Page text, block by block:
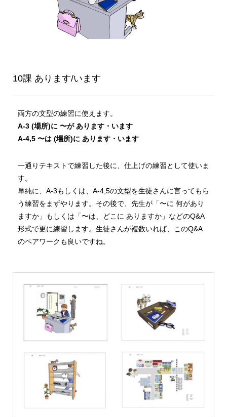
10課 あります/います
両方の文型の練習に使えます。
A-3 (場所)に 〜が あります・います
A-4,5 〜は (場所)に あります・います
一通りテキストで練習した後に、仕上げの練習として使いま
す。
単純に、A-3もしくは、A-4,5の文型を生徒さんに言ってもら
う練習をまずやります。その後で、先生が「〜に 何があり
ますか」もしくは「〜は、どこに ありますか」などのQ&A
形式で更に練習します。生徒さんが複数いれば、このQ&A
のペアワークも良いですね。